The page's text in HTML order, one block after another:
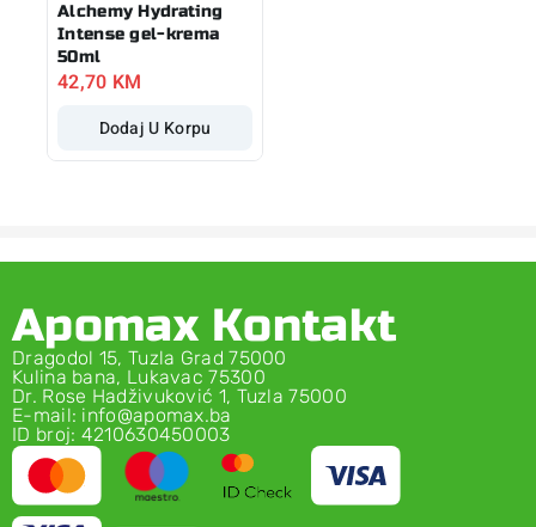
Alchemy Hydrating
Intense gel-krema
50ml
42,70 KM
Dodaj U Korpu
Apomax Kontakt
Dragodol 15, Tuzla Grad 75000
Kulina bana, Lukavac 75300
Dr. Rose Hadživuković 1, Tuzla 75000
E-mail: info@apomax.ba
ID broj: 4210630450003